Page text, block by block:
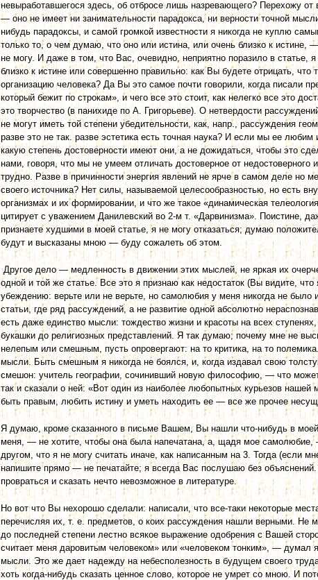
невыработавшегося здесь, об отбросе лишь назревающего? Перехожу
— оно не имеет ни занимательности парадокса, ни верности точной
нибудь парадоксы, и самой громкой известности я никогда не куплю
только то, о чем думаю, что оно или истина, или очень близко к истине,
не могу. И даже в том, что Вас, очевидно, неприятно поразило в статье,
близко к истине или совершенно правильно: как Вы будете отрицать,
организацию человека? Да Вы это самое почти говорили, когда писали
который бежит по строкам», и чего все это стоит, как нелегко все это
это творчество (в панихиде по А. Григорьеве). О нетвердости
не могут иметь той степени убедительности, как, напр., рассуждения
разве это не так. разве эстетика есть точная наука? И если мы ее
какую степень достоверности имеют они, а не дожидаться, чтобы это
нами, говоря, что мы не умеем отличать достоверное от недостоверного
трудно. Разве в причинности энергия явлений не ярче в самом деле но
своего источника? Нет силы, называемой целесообразностью, но есть
организмах и их формировании, и что же такое «динамическая
цитирует с уважением Данилевский во 2-м т. «Дарвинизма». Поистине,
признаете худшими в моей статье, я не могу отказаться; думаю
будут и высказаны мною — буду сожалеть об этом.
Другое дело — медленность в движении этих мыслей, не яркая их
одной и той же статье. Все это я признаю как недостаток (Вы видите,
убеждению: верьте или не верьте, но самолюбия у меня никогда не было
статьи, где ряд рассуждений, а не развитие одной абсолютно
есть даже единство мысли: тождество жизни и красоты на всех
букашки до религиозных представлений. Я так думаю; почему мне не
нелепым или смешным, пусть опровергают: на то критика, на то
мысли. Быть смешным я никогда не боялся, и, когда издавал свою
смешон: учитель географии, сочинивший новую философию, — что
так и сказали о ней: «Вот один из наиболее любопытных курьезов
быть правым, любить истину и уметь находить ее — все же прочее
Я думаю, кроме сказанного в письме Вашем, Вы нашли что-нибудь в моей
меня, — не хотите, чтобы она была напечатана, а, щадя мое самолюбие,
другом, что я не могу считать иначе, как написанным на 3. Тогда (если
напишите прямо — не печатайте; я всегда Вас послушаю без объяснений.
провраться и сказать нечто невозможное в литературе.
Но вот что Вы нехорошо сделали: написали, что все-таки некоторые
перечисляя их, т. е. предметов, о коих рассуждения нашли верными. Не
до последней степени лестно всякое выражение одобрения с Вашей
считает меня даровитым человеком» или «человеком тонким», — думал
мысли. Это же дает надежду на небесполезность в будущем своего
хоть когда-нибудь сказать ценное слово, которое не умрет со мною. И